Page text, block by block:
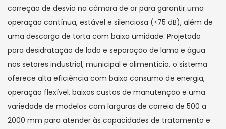
correção de desvio na câmara de ar para garantir uma
operação contínua, estável e silenciosa (≤75 dB), além de
uma descarga de torta com baixa umidade. Projetado
para desidratação de lodo e separação de lama e água
nos setores industrial, municipal e alimentício, o sistema
oferece alta eficiência com baixo consumo de energia,
operação flexível, baixos custos de manutenção e uma
variedade de modelos com larguras de correia de 500 a
2000 mm para atender às capacidades de tratamento e